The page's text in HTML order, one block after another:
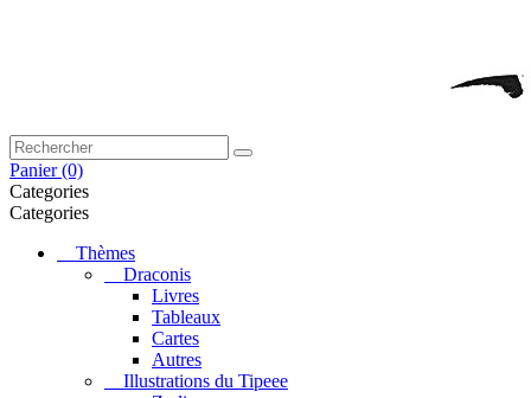
Panier (0)
Categories
Categories
Thèmes
Draconis
Livres
Tableaux
Cartes
Autres
Illustrations du Tipeee